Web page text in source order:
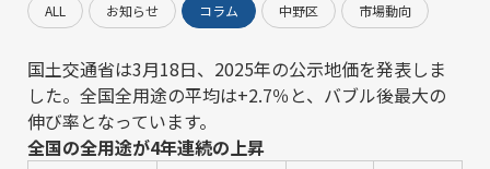
ALL お知らせ コラム 中野区 市場動向
国土交通省は3月18日、2025年の公示地価を発表しま
した。全国全用途の平均は+2.7％と、バブル後最大の
伸び率となっています。
全国の全用途が4年連続の上昇